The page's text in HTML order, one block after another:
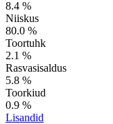
8.4 %
Niiskus
80.0 %
Toortuhk
2.1 %
Rasvasisaldus
5.8 %
Toorkiud
0.9 %
Lisandid